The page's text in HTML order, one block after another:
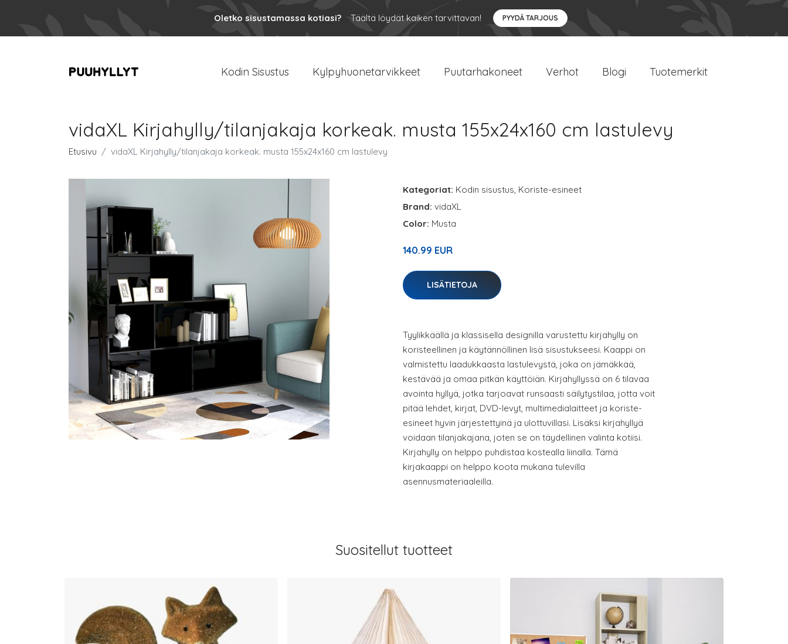
Oletko sisustamassa kotiasi? Täältä löydät kaiken tarvittavan! PYYDÄ TARJOUS
Kodin Sisustus Kylpyhuonetarvikkeet Puutarhakoneet Verhot Blogi Tuotemerkit
vidaXL Kirjahylly/tilanjakaja korkeak. musta 155x24x160 cm lastulevy
Etusivu vidaXL Kirjahylly/tilanjakaja korkeak. musta 155x24x160 cm lastulevy
Kategoriat: Kodin sisustus, Koriste-esineet
Brand: vidaXL
Color: Musta
140.99 EUR
LISÄTIETOJA
Tyylikkäällä ja klassisella designilla varustettu kirjahylly on
koristeellinen ja käytännöllinen lisä sisustukseesi. Kaappi on
valmistettu laadukkaasta lastulevystä, joka on jämäkkää,
kestävää ja omaa pitkän käyttöiän. Kirjahyllyssä on 6 tilavaa
avointa hyllyä, jotka tarjoavat runsaasti säilytystilaa, jotta voit
pitää lehdet, kirjat, DVD-levyt, multimedialaitteet ja koriste-
esineet hyvin järjestettyinä ja ulottuvillasi. Lisäksi kirjahyllyä
voidaan tilanjakajana, joten se on täydellinen valinta kotiisi.
Kirjahylly on helppo puhdistaa kostealla liinalla. Tämä
kirjakaappi on helppo koota mukana tulevilla
asennusmateriaaleilla.
Suositellut tuotteet